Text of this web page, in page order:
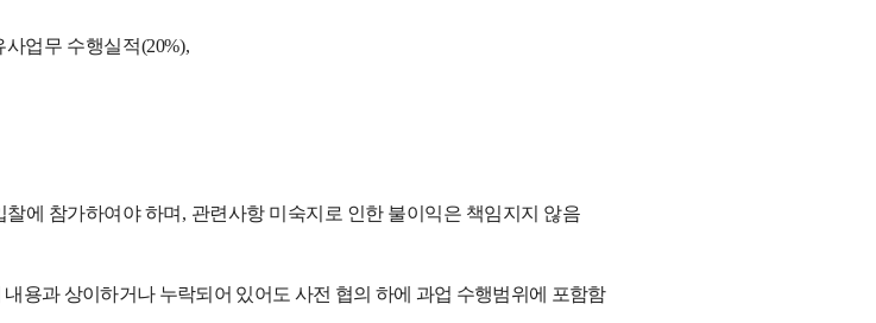
사업무 수행실적(20%),
에 참가하여야 하며 , 관련사항 미숙지로 인한 불이익은 책임지지 않음
내용과 상이하거나 누락되어 있어도 사전 협의 하에 과업 수행범위에 포함함